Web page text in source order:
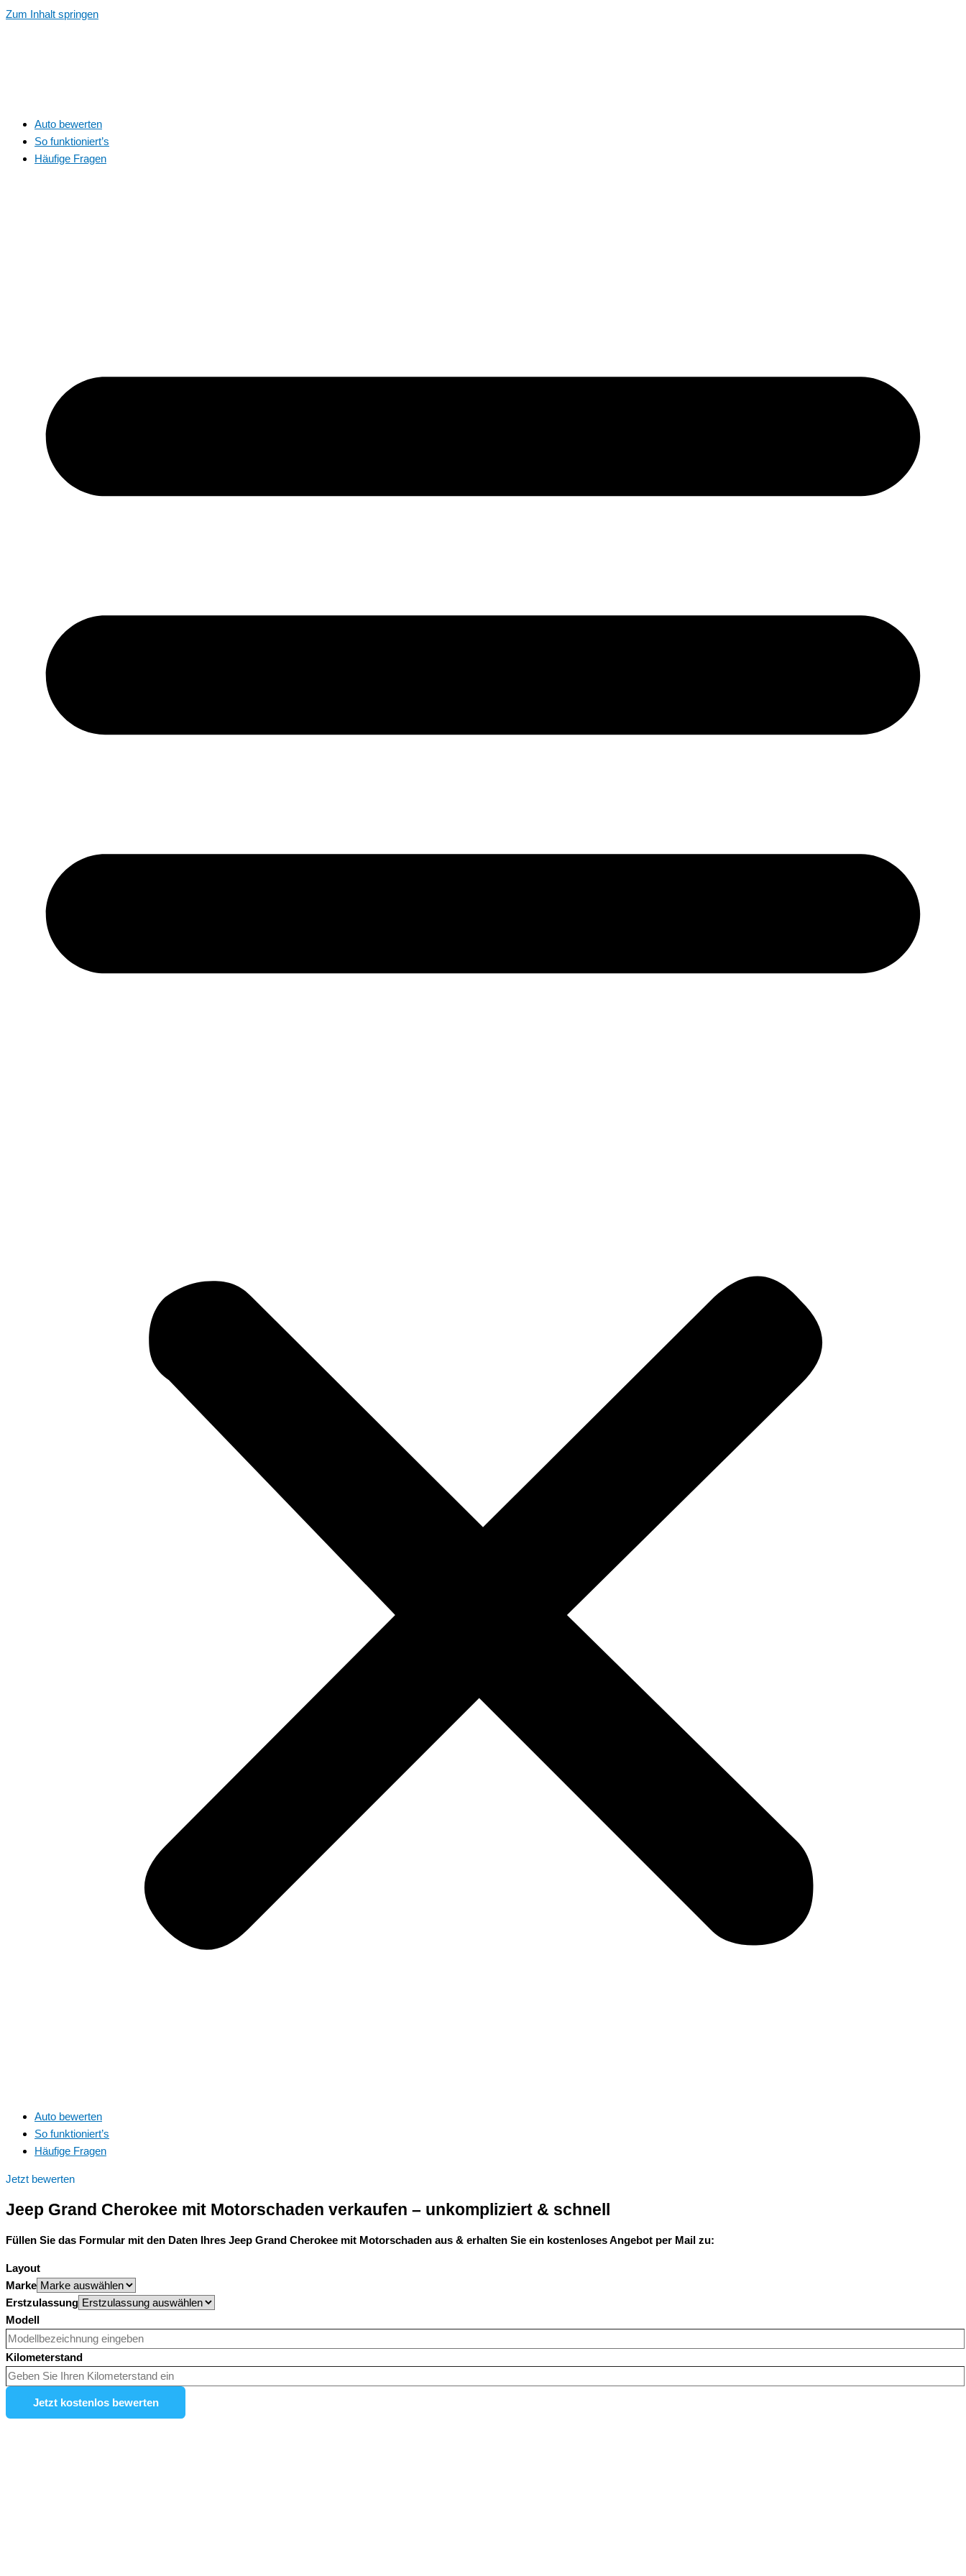
Zum Inhalt springen
Auto bewerten
So funktioniert’s
Häufige Fragen
Auto bewerten
So funktioniert’s
Häufige Fragen
Jetzt bewerten
Jeep Grand Cherokee mit Motorschaden verkaufen – unkompliziert & schnell
Füllen Sie das Formular mit den Daten Ihres Jeep Grand Cherokee mit Motorschaden aus & erhalten Sie ein kostenloses Angebot per Mail zu:
Layout
Marke
Erstzulassung
Modell
Kilometerstand
Jetzt kostenlos bewerten